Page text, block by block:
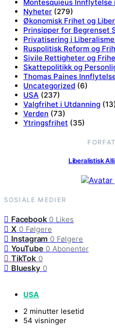
Montesquieus Innflytelse
Nyheter (279)
Økonomisk Frihet og
Prinsipper for Begrenset
Privatisering i
Ruspolitisk Reform og
Sivile Rettigheter og
Skattepolitikk og
Thomas Paines
Uncategorized (6)
USA (237)
Valgfrihet i Utdanning
Verden (73)
Ytringsfrihet (35)
Liberalistisk
SOSIALE MEDIER
Facebook 0 Likes
X 0 Følgere
Instagram 0 Følgere
YouTube 0 Abonenter
TikTok 0
Bluesky 0
USA
2 minutter lesetid
54 visninger